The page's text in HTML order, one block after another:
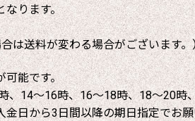
なります。
送料が変わる場合がございます。
可能です。
、14～16時、16～18時、18～20時
金日から3日間以降の期日指定でお